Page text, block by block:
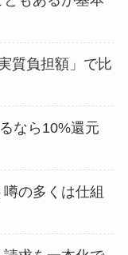
質負担額」で比
なら10%還元
の多くは仕組